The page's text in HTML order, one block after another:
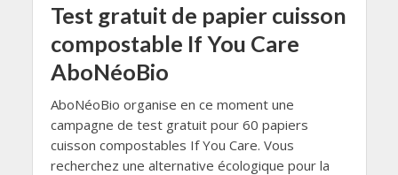
Test gratuit de papier cuisson
compostable If You Care
AboNéoBio
AboNéoBio organise en ce moment une
campagne de test gratuit pour 60 papiers
cuisson compostables If You Care. Vous
recherchez une alternative écologique pour la